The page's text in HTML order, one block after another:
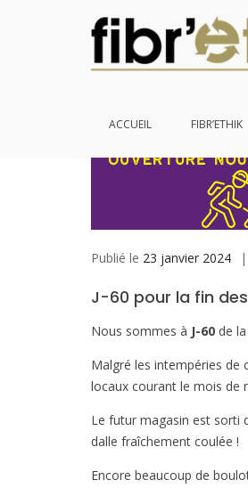
ACCUEIL FIBR’ETHIK
J-60 pour la
Publié le 23 janvier 2024
J-60 pour la fin
Nous sommes à J-60 de
Malgré les intempéries de
locaux courant le mois de
Le futur magasin est sorti
dalle fraîchement coulée !
Encore beaucoup de